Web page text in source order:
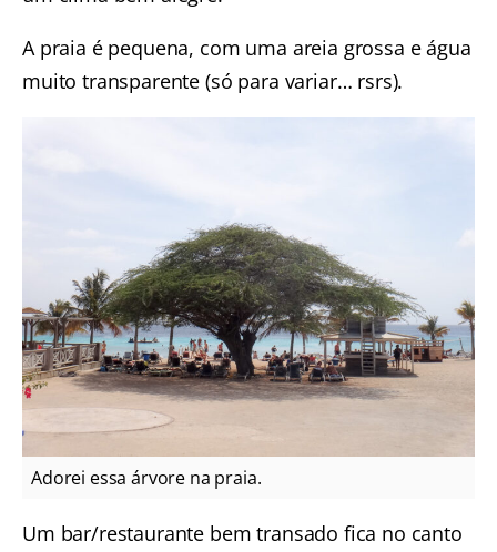
A praia é pequena, com uma areia grossa e água
muito transparente (só para variar… rsrs).
Adorei essa árvore na praia.
Um bar/restaurante bem transado fica no canto